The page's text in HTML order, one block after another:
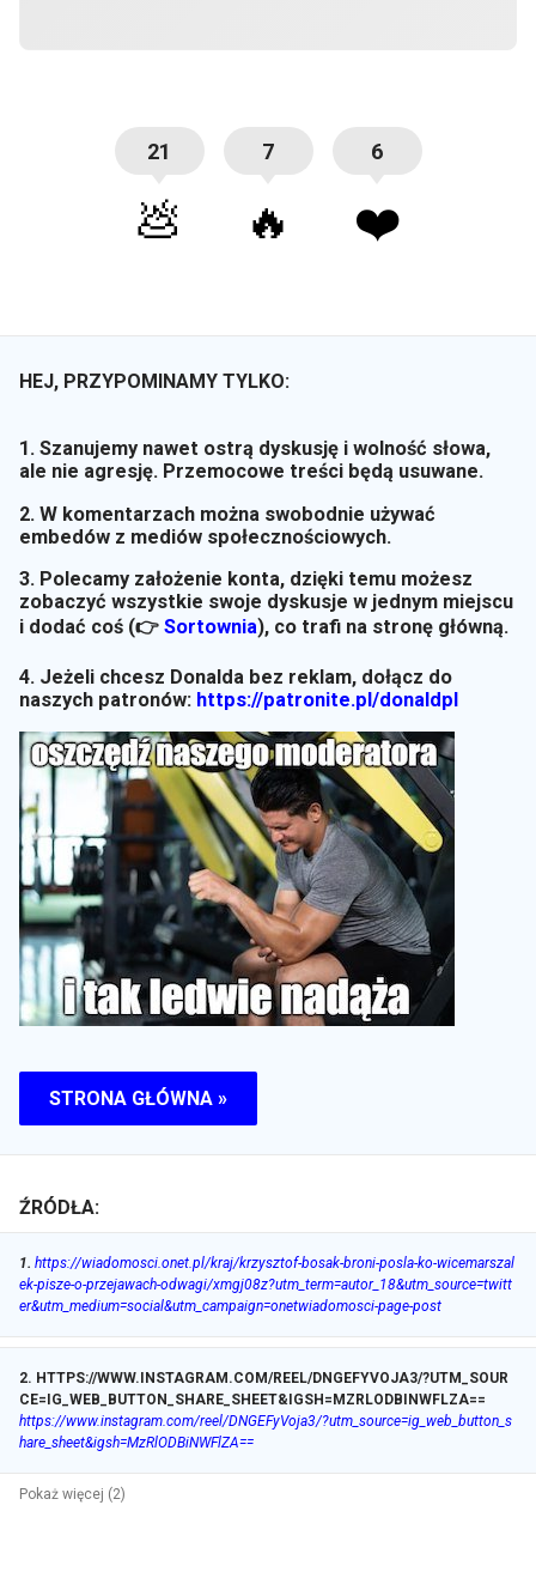
21
💩
7
🔥
6
❤️
HEJ, PRZYPOMINAMY TYLKO:
1. Szanujemy nawet ostrą dyskusję i wolność słowa,
ale nie agresję. Przemocowe treści będą usuwane.
2. W komentarzach można swobodnie używać
embedów z mediów społecznościowych.
3. Polecamy założenie konta, dzięki temu możesz
zobaczyć wszystkie swoje dyskusje w jednym miejscu
i dodać coś (👉 Sortownia), co trafi na stronę główną.
4. Jeżeli chcesz Donalda bez reklam, dołącz do
naszych patronów: https://patronite.pl/donaldpl
STRONA GŁÓWNA »
ŹRÓDŁA:
1. https://wiadomosci.onet.pl/kraj/krzysztof-bosak-broni-posla-ko-wicemarszal
ek-pisze-o-przejawach-odwagi/xmgj08z?utm_term=autor_18&utm_source=twitt
er&utm_medium=social&utm_campaign=onetwiadomosci-page-post
2. HTTPS://WWW.INSTAGRAM.COM/REEL/DNGEFYVOJA3/?UTM_SOUR
CE=IG_WEB_BUTTON_SHARE_SHEET&IGSH=MZRLODBINWFLZA==
https://www.instagram.com/reel/DNGEFyVoja3/?utm_source=ig_web_button_s
hare_sheet&igsh=MzRlODBiNWFlZA==
Pokaż więcej (2)